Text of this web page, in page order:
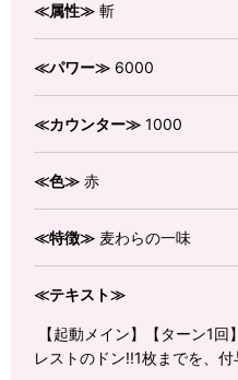
≪属性≫ 斬
≪パワー≫ 6000
≪カウンター≫ 1000
≪色≫ 赤
≪特徴≫ 麦わらの一味
≪テキスト≫
【起動メイン】【ターン1
レストのドン!!1枚までを、付